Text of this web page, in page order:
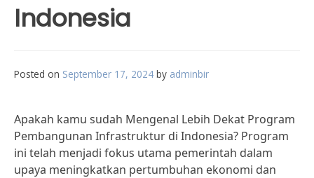
Indonesia
Posted on September 17, 2024 by adminbir
Apakah kamu sudah Mengenal Lebih Dekat Program
Pembangunan Infrastruktur di Indonesia? Program
ini telah menjadi fokus utama pemerintah dalam
upaya meningkatkan pertumbuhan ekonomi dan